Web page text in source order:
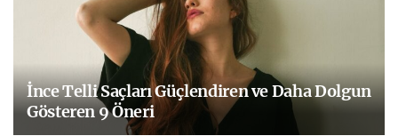
İnce Telli Saçları Güçlendiren ve Daha Dolgun
Gösteren 9 Öneri